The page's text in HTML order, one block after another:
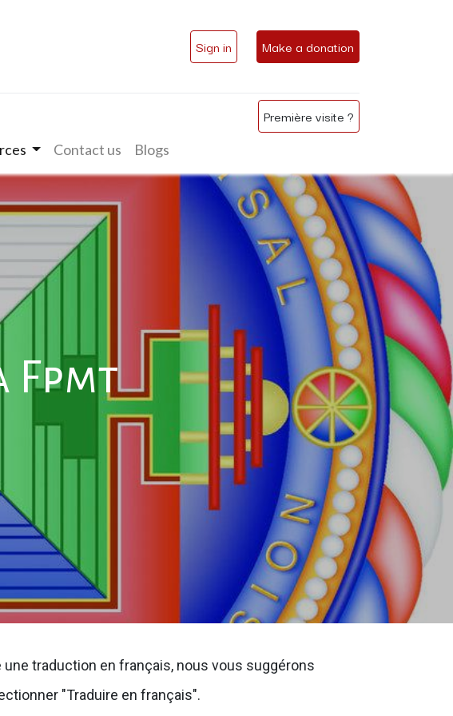
Sign in Make a donation
Première visite ?
Contact us Blogs
Fpmt
traduction en français, nous vous suggérons
"Traduire en français".